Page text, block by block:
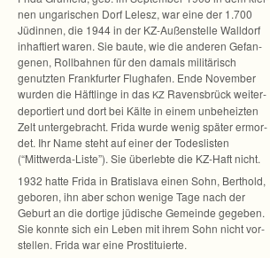
nen unga­ri­schen Dorf Lelesz, war eine der 1.700
Jüdin­nen, die 1944 in der KZ-Außenstelle Wall­dorf
inhaf­tiert waren. Sie baute, wie die ande­ren Gefan­
ge­nen, Roll­bah­nen für den damals mili­tä­risch
genutz­ten Frank­fur­ter Flug­ha­fen. Ende Novem­ber
wur­den die Häft­linge in das KZ Ravens­brück wei­ter­
de­por­tiert und dort bei Kälte in einem unbe­heiz­ten
Zelt unter­ge­bracht. Frida wurde wenig spä­ter ermor­
det. Ihr Name steht auf einer der Todes­lis­ten
(“Mittwerda-Liste”). Sie über­lebte die KZ-Haft nicht.
1932 hatte Frida in Bra­tis­lava einen Sohn, Bert­hold,
gebo­ren, ihn aber schon wenige Tage nach der
Geburt an die dor­tige jüdi­sche Gemeinde gege­ben.
Sie konnte sich ein Leben mit ihrem Sohn nicht vor­
stel­len. Frida war eine Prostituierte.